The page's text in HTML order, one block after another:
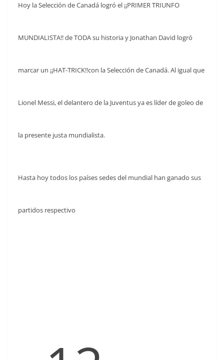
Hoy la Selección de Canadá logró el ¡¡PRIMER TRIUNFO
MUNDIALISTA!! de TODA su historia y Jonathan David logró
marcar un ¡¡HAT-TRICK!!con la Selección de Canadá. Al igual que
Lionel Messi, el delantero de la Juventus ya es líder de goleo de
la presente justa mundialista.
Hasta hoy todos los países sedes del mundial han ganado sus
partidos respectivo